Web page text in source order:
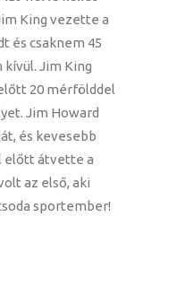
King vezette a
és csaknem 45
Jim King
20 mérfölddel
Jim Howard
és kevesebb
előtt átvette a
az első, aki
sportember!